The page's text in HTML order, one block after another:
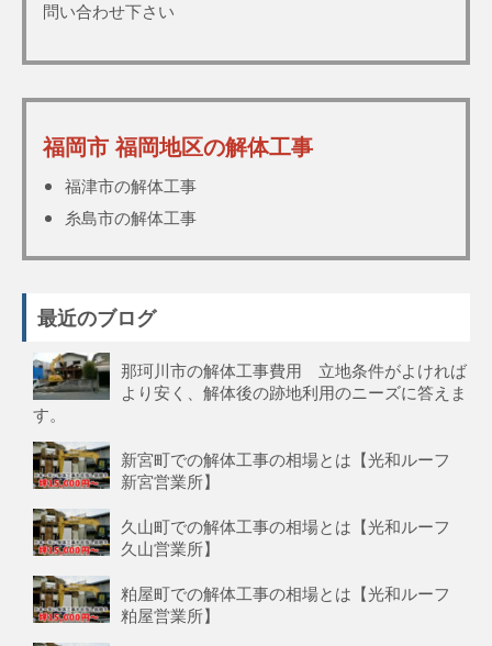
問い合わせ下さい
福岡市 福岡地区の解体工事
福津市の解体工事
糸島市の解体工事
最近のブログ
那珂川市の解体工事費用 立地条件がよければ
より安く、解体後の跡地利用のニーズに答えま
す。
新宮町での解体工事の相場とは【光和ルーフ
新宮営業所】
久山町での解体工事の相場とは【光和ルーフ
久山営業所】
粕屋町での解体工事の相場とは【光和ルーフ
粕屋営業所】